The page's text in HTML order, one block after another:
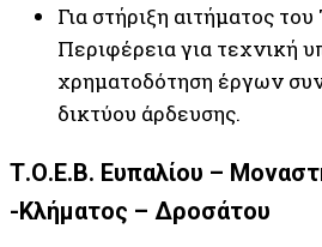
Για στήριξη αιτήματος
Περιφέρεια για τεχνική
χρηματοδότηση έργων
δικτύου άρδευσης.
Τ.Ο.Ε.Β. Ευπαλίου –
-Κλήματος – Δροσάτου